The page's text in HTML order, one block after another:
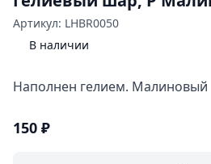
Артикул: LHBR0050
В наличии
Наполнен гелием. Малиновый
150 ₽